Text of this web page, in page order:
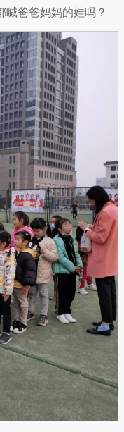
喊爸爸妈妈的娃吗？